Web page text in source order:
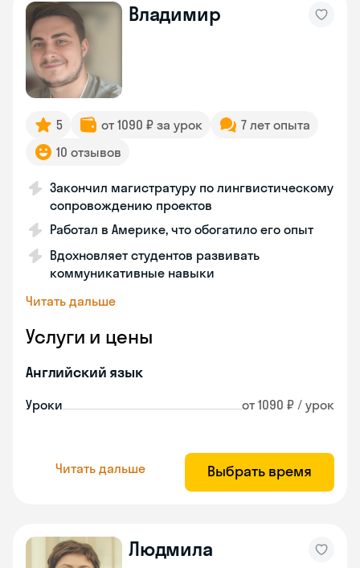
Владимир
5 от 1090 ₽ за урок
7 лет опыта
10 отзывов
Закончил магистратуру по лингвистическому
сопровождению проектов
Работал в Америке, что обогатило его опыт
Вдохновляет студентов развивать
коммуникативные навыки
Читать дальше
Услуги и цены
Английский язык
Уроки от 1090 ₽ / урок
Читать дальше Выбрать время
Людмила